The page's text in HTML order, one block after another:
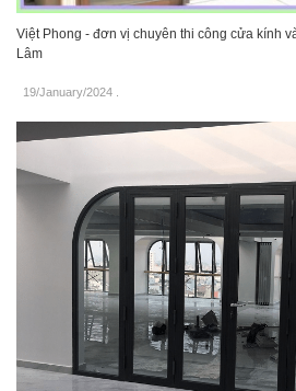
Việt Phong - đơn vị chuyên thi công cửa kính
Lâm
19/January/2024